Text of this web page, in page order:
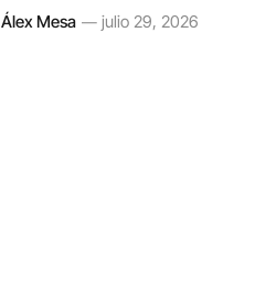
Álex Mesa julio 29, 2026